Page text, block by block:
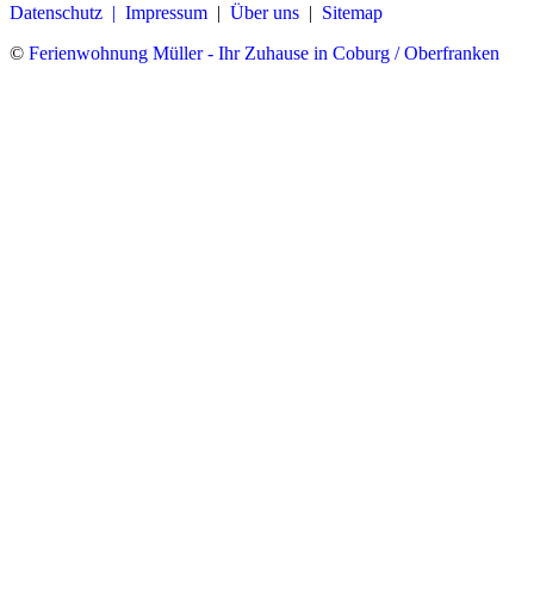
Datenschutz | Impressum | Über uns | Sitemap
© Ferienwohnung Müller - Ihr Zuhause in Coburg / Oberfranken